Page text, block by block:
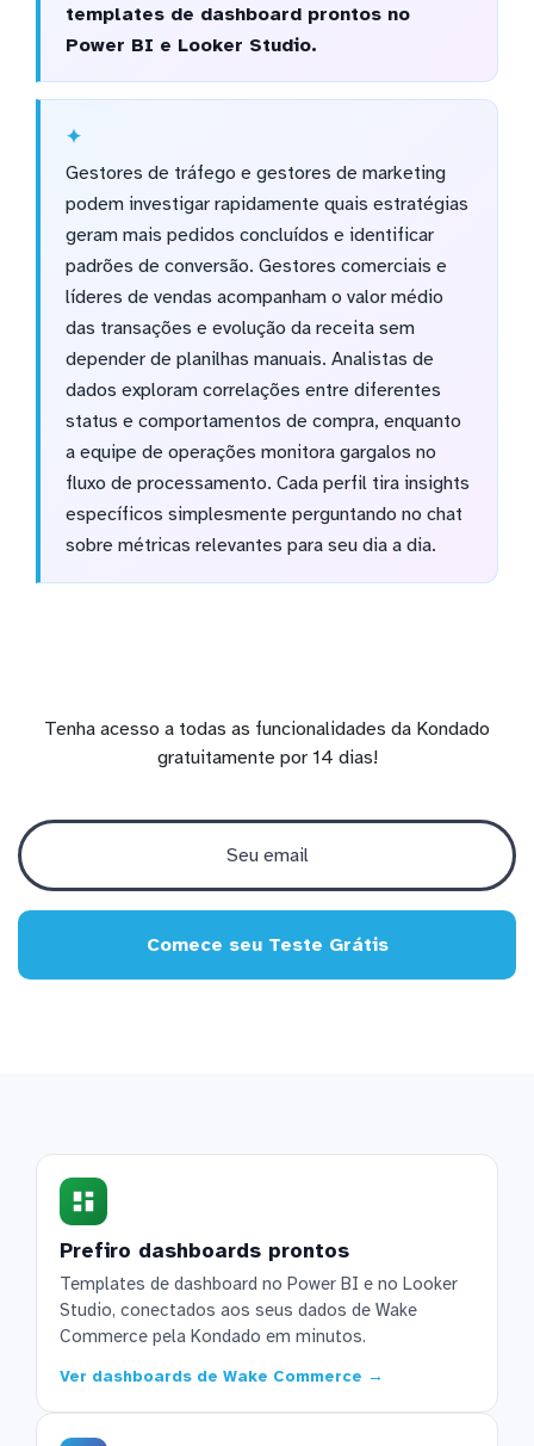
templates de dashboard prontos no
Power BI e Looker Studio.
Gestores de tráfego e gestores de marketing
podem investigar rapidamente quais estratégias
geram mais pedidos concluídos e identificar
padrões de conversão. Gestores comerciais e
líderes de vendas acompanham o valor médio
das transações e evolução da receita sem
depender de planilhas manuais. Analistas de
dados exploram correlações entre diferentes
status e comportamentos de compra, enquanto
a equipe de operações monitora gargalos no
fluxo de processamento. Cada perfil tira insights
específicos simplesmente perguntando no chat
sobre métricas relevantes para seu dia a dia.
Tenha acesso a todas as funcionalidades da Kondado
gratuitamente por 14 dias!
Comece seu Teste Grátis
Prefiro dashboards prontos
Templates de dashboard no Power BI e no Looker
Studio, conectados aos seus dados de Wake
Commerce pela Kondado em minutos.
Ver dashboards de Wake Commerce →